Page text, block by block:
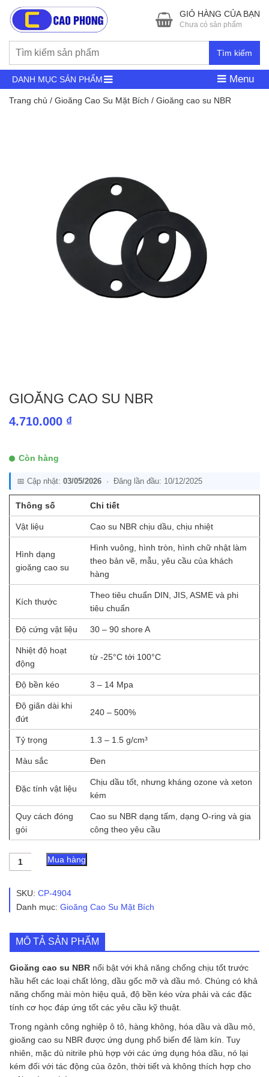
Tìm kiếm
GIỎ HÀNG CỦA BẠN
Chưa có sản phẩm
DANH MỤC SẢN PHẨM Menu
Trang chủ / Gioăng Cao Su Mặt Bích / Gioăng cao su NBR
GIOĂNG CAO SU NBR
4.710.000 ₫
Còn hàng
📅 Cập nhật: 03/05/2026 · Đăng lần đầu: 10/12/2025
Thông số Chi tiết
Vật liệu Cao su NBR chịu dầu, chịu nhiệt
Hình dạng
gioăng cao su
Hình vuông, hình tròn, hình chữ nhật làm
theo bản vẽ, mẫu, yêu cầu của khách
hàng
Kích thước
Theo tiêu chuẩn DIN, JIS, ASME và phi
tiêu chuẩn
Độ cứng vật liệu 30 – 90 shore A
Nhiệt độ hoạt
động
từ -25°C tới 100°C
Độ bền kéo 3 – 14 Mpa
Độ giãn dài khi
đứt
240 – 500%
Tỷ trọng 1.3 – 1.5 g/cm³
Màu sắc Đen
Đặc tính vật liệu
Chịu dầu tốt, nhưng kháng ozone và xeton
kém
Quy cách đóng
gói
Cao su NBR dạng tấm, dạng O-ring và gia
công theo yêu cầu
Gioăng
cao
NBR
lượng
Mua hàng
SKU: CP-4904
Danh mục: Gioăng Cao Su Mặt Bích
MÔ TẢ SẢN PHẨM
Gioăng cao su NBR nổi bật với khả năng chống chịu tốt trước
hầu hết các loại chất lỏng, dầu gốc mỡ và dầu mỏ. Chúng có khả
năng chống mài mòn hiệu quả, độ bền kéo vừa phải và các đặc
tính cơ học đáp ứng tốt các yêu cầu kỹ thuật.
Trong ngành công nghiệp ô tô, hàng không, hóa dầu và dầu mỏ,
gioăng cao su NBR được ứng dụng phổ biến để làm kín. Tuy
nhiên, mặc dù nitrile phù hợp với các ứng dụng hóa dầu, nó lại
kém đối với tác động của ôzôn, thời tiết và không thích hợp cho